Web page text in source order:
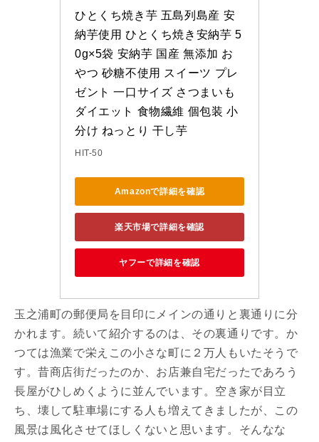
ひとくち焼き芋 五島列島産 安
納芋使用 ひとくち焼き安納芋 5
0g×5袋 安納芋 国産 無添加 お
やつ 砂糖不使用 スイーツ プレ
ゼント 一口サイズ さつまいも
ダイエット 食物繊維 個包装 小
分け ねっとり 干し芋
HIT-50
Amazonで詳細を確認
楽天市場で詳細を確認
ヤフーで詳細を確認
玉之浦町の郵便局を目印にメインの通りと裏通りに分
かれます。続いて紹介するのは、その裏通りです。か
つては漁業で栄えこの小さな町に２万人もいたそうで
す。昔商店街だったのか、お店兼自宅だったであろう
長屋がひしめくように並んでいます。空き家が目立
ち、壊して駐車場にする人も増えてきましたが、この
風景は風化させてほしくないと思います。そんなな